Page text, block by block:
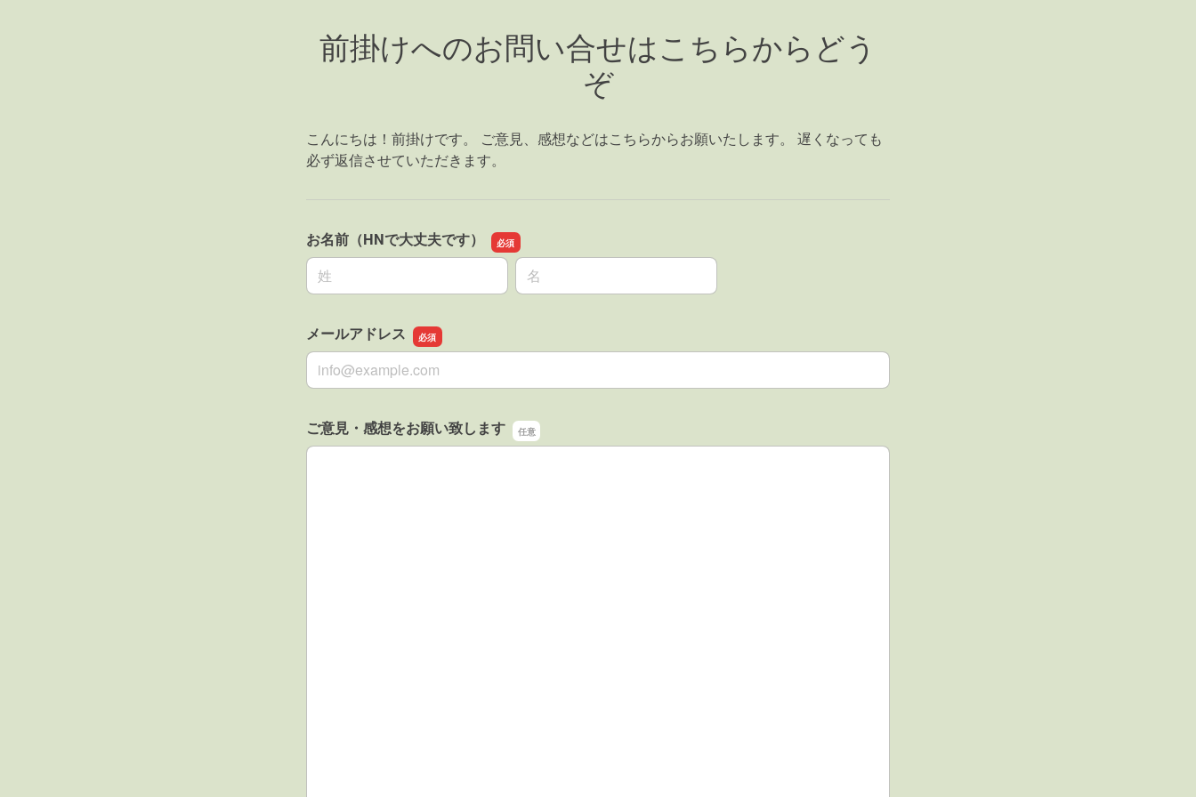
前掛けへのお問い合せはこちらからどう
ぞ
こんにちは！前掛けです。 ご意見、感想などはこちらからお願いたします。 遅くなっても
必ず返信させていただきます。
お名前（HNで大丈夫です）
名前の姓
名前の名
メールアドレス
メールアドレス
ご意見・感想をお願い致します
ご意見・感想をお願い致します